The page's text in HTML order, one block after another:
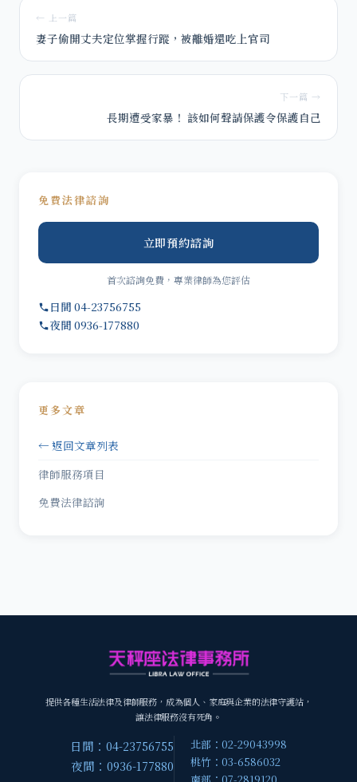
← 上一篇
妻子偷開丈夫定位掌握行蹤，被離婚還吃上官司
下一篇 →
長期遭受家暴！ 該如何聲請保護令保護自己
免費法律諮詢
立即預約諮詢
首次諮詢免費，專業律師為您評估
日間 04-23756755
夜間 0936-177880
更多文章
← 返回文章列表
律師服務項目
免費法律諮詢
提供各種生活法律及律師服務，成為個人、家庭與企業的法律守護站，
讓法律服務沒有死角。
日間：04-23756755
夜間：0936-177880
北部：02-29043998
桃竹：03-6586032